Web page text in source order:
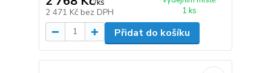
/ks
2 471 Kč bez DPH
1 ks
Přidat do košíku